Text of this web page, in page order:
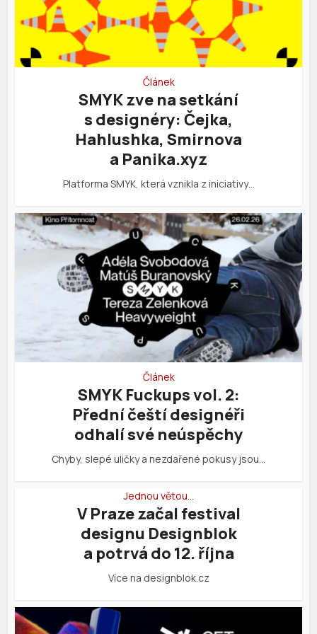
Článek
SMYK zve na setkání
s designéry: Čejka,
Hahlushka, Smirnova
a Panika.xyz
Platforma SMYK, která vznikla z iniciativy…
Článek
SMYK Fuckups vol. 2:
Přední čeští designéři
odhalí své neúspěchy
Chyby, slepé uličky a nezdařené pokusy jsou…
Jednou větou…
V Praze začal festival
designu Designblok
a potrvá do 12. října
Více na designblok.cz